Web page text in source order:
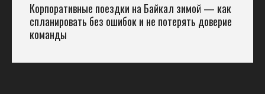
Корпоративные поездки на Байкал зимой — как
спланировать без ошибок и не потерять доверие
команды